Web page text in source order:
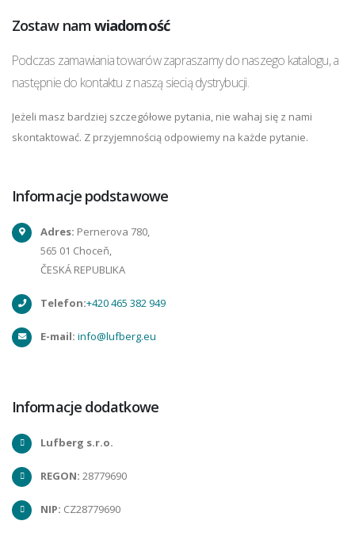
Zostaw namwiadomość
Podczas zamawiania towarów zapraszamy do naszego katalogu, a
następnie do kontaktu z naszą siecią dystrybucji.
Jeżeli masz bardziej szczegółowe pytania, nie wahaj się z nami
skontaktować. Z przyjemnością odpowiemy na każde pytanie.
Informacje podstawowe
Adres: Pernerova 780,
565 01 Choceň,
ČESKÁ REPUBLIKA
Telefon:+420 465 382 949
E-mail: info@lufberg.eu
Informacje dodatkowe
Lufberg s.r.o.
REGON: 28779690
NIP: CZ28779690